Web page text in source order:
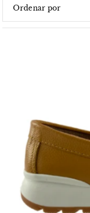
Características
Precio, menor a
Precio, mayor a
Fecha:
Fecha: reciente